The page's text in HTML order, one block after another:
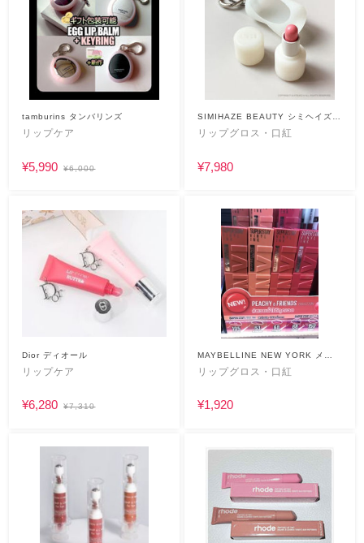
tamburins タンバリンズ
リップケア
¥5,990 ¥6,000
SIMIHAZE BEAUTY シミヘイズビ
ューティー
リップグロス・口紅
¥7,980
Dior ディオール
リップケア
¥6,280 ¥7,310
MAYBELLINE NEW YORK メイ
ベリンニューヨーク
リップグロス・口紅
¥1,920